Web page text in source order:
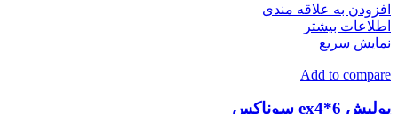
افزودن به علاقه مندی
اطلاعات بیشتر
نمایش سریع
Add to compare
پولیش ex4*6 سوناکس